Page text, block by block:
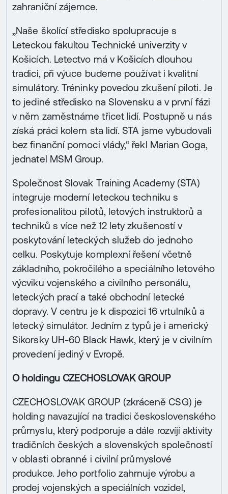
zahraniční zájemce.
„Naše školící středisko spolupracuje s
Leteckou fakultou Technické univerzity v
Košicích. Letectvo má v Košicích dlouhou
tradici, při výuce budeme používat i kvalitní
simulátory. Tréninky povedou zkušení piloti. Je
to jediné středisko na Slovensku a v první fázi
v něm zaměstnáme třicet lidí. Postupně u nás
získá práci kolem sta lidí. STA jsme vybudovali
bez finanční pomoci vlády,“ řekl Marian Goga,
jednatel MSM Group.
Společnost Slovak Training Academy (STA)
integruje moderní leteckou techniku s
profesionalitou pilotů, letových instruktorů a
techniků s více než 12 lety zkušeností v
poskytování leteckých služeb do jednoho
celku. Poskytuje komplexní řešení včetně
základního, pokročilého a speciálního letového
výcviku vojenského a civilního personálu,
leteckých prací a také obchodní letecké
dopravy. V centru je k dispozici 16 vrtulníků a
letecký simulátor. Jedním z typů je i americký
Sikorsky UH-60 Black Hawk, který je v civilním
provedení jediný v Evropě.
O holdingu CZECHOSLOVAK GROUP
CZECHOSLOVAK GROUP (zkráceně CSG) je
holding navazující na tradici československého
průmyslu, který podporuje a dále rozvíjí aktivity
tradičních českých a slovenských společností
v oblasti obranné i civilní průmyslové
produkce. Jeho portfolio zahrnuje výrobu a
prodej vojenských a speciálních vozidel,